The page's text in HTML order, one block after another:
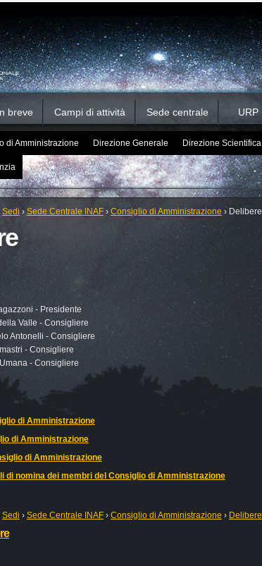
breve Campi di attività Sede centrale URP
di Amministrazione Direzione Generale Direzione Scientifica
Sedi › Sede Centrale INAF › Consiglio di Amministrazione › Delibere
- Presidente
Valle - Consigliere
Antonelli - Consigliere
- Consigliere
- Consigliere
di Amministrazione
di Amministrazione
di Amministrazione
di nomina dei membri del Consiglio di Amministrazione
Sedi › Sede Centrale INAF › Consiglio di Amministrazione › Delibere